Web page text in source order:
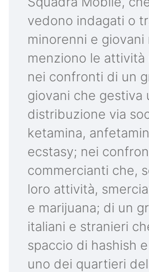
vedono indagati o
minorenni e giovani
menziono le
nei confronti di un
giovani che gestiva
distribuzione via
ketamina,
ecstasy; nei
commercianti che,
loro attività,
e marijuana; di un
italiani e stranieri
spaccio di hashish
uno dei quartieri